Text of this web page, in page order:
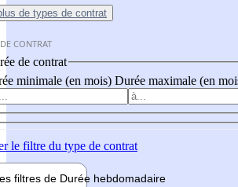
de types de contrat
CONTRAT
de contrat
minimale (en mois) Durée maximale (en
le filtre du type de contrat
filtres de Durée hebdomadaire